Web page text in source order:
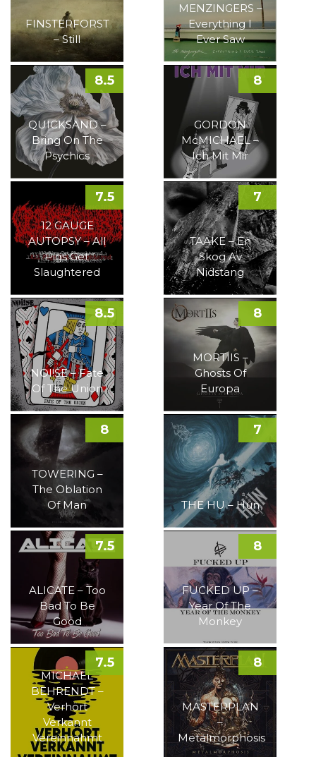
FINSTERFORST
– Still
MENZINGERS –
Everything I
Ever Saw
QUICKSAND –
Bring On The
Psychics
8.5
GORDON
McMICHAEL –
Ich Mit Mir
8
12 GAUGE
AUTOPSY – All
Pigs Get
Slaughtered
7.5
TAAKE – En
Skog Av
Nidstang
7
NOI!SE – Fate
Of The Union
8.5
MORTIIS –
Ghosts Of
Europa
8
TOWERING –
The Oblation
Of Man
8
THE HU – Hun
7
ALICATE – Too
Bad To Be
Good
7.5
FUCKED UP –
Year Of The
Monkey
8
MICHAEL
BEHRENDT –
Verhört
Verkannt
Vereinnahmt
7.5
MASTERPLAN
–
Metalmorphosis
8